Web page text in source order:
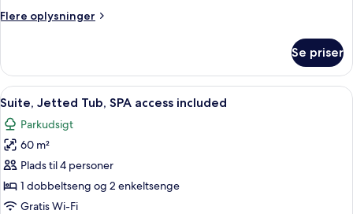
included
Flere oplysninger
Flere
Suite,
SPA
access
Se priser
Indlæs
alle
billeder
af
Suite,
Jetted
Tub,
Et hotelværelse med seng, jacuzzi
15
Suite, Jetted Tub, SPA access included
Parkudsigt
60 m²
Plads til 4 personer
1 dobbeltseng og 2 enkeltsenge
Gratis Wi-Fi